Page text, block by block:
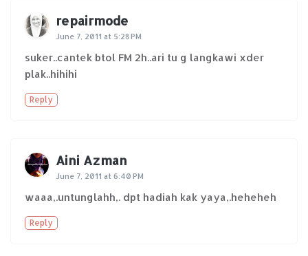
repairmode
June 7, 2011 at 5:28 PM
suker..cantek btol FM 2h..ari tu g langkawi xder
plak..hihihi
Reply
Aini Azman
June 7, 2011 at 6:40 PM
waaa,.untunglahh,. dpt hadiah kak yaya,.heheheh
Reply